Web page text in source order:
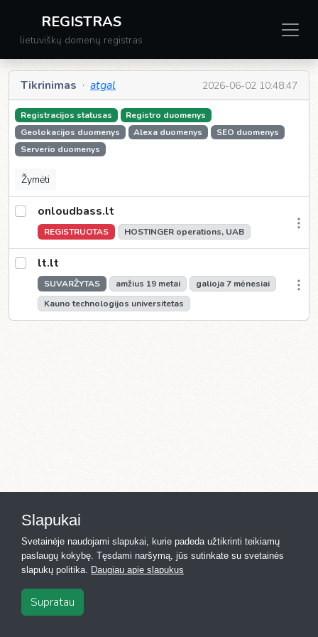
REGISTRAS
lietuviškų domenų registras
Tikrinimas · atgal 2026-06-02 10:48:47
Registracijos statusas
Registro duomenys
Geolokacijos duomenys
Alexa duomenys
SEO duomenys
Serverio duomenys
Žymėti
onloudbass.lt
REGISTRUOTAS HOSTINGER operations, UAB
lt.lt
SUVARŽYTAS amžius 19 metai
galioja 7 mėnesiai
Kauno technologijos universitetas
2026
Slapukai
Svetainėje naudojami slapukai, kurie padeda užtikrinti teikiamų
paslaugų kokybę. Tęsdami naršymą, jūs sutinkate su svetainės
slapukų politika. Daugiau apie slapukus
Supratau